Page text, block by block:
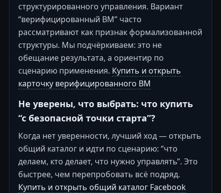
структурированного управления. Вариант
“верифицированный BM” часто
рассматривают как признак формализованной
структуры. Мы подчёркиваем: это не
обещание результата, а ориентир по
сценарию применения. Купить и открыть
карточку верифицированного BM
Не уверены, что выбрать: что купить
“с безопасной точки старта”?
Когда нет уверенности, лучший ход — открыть
общий каталог и идти по сценарию: “что
делаем, кто делает, что нужно управлять”. Это
быстрее, чем перепробовать всё подряд.
Купить и открыть общий каталог Facebook